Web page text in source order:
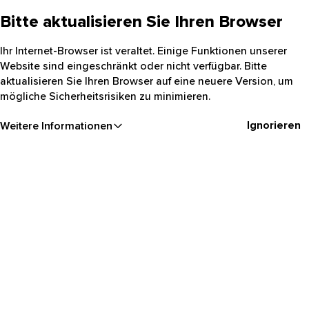
Bitte aktualisieren Sie Ihren Browser
Ihr Internet-Browser ist veraltet. Einige Funktionen unserer
Website sind eingeschränkt oder nicht verfügbar. Bitte
aktualisieren Sie Ihren Browser auf eine neuere Version, um
mögliche Sicherheitsrisiken zu minimieren.
Weitere Informationen Ignorieren